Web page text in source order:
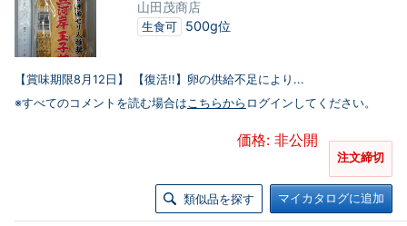
山田茂商店
生食可 500g位
【賞味期限8月12日】 【復活!!】卵の供給不足により...
※すべてのコメントを読む場合はこちらから ログインしてください。
価格: 非公開
注文締切
類似品を探す マイカタログに追加